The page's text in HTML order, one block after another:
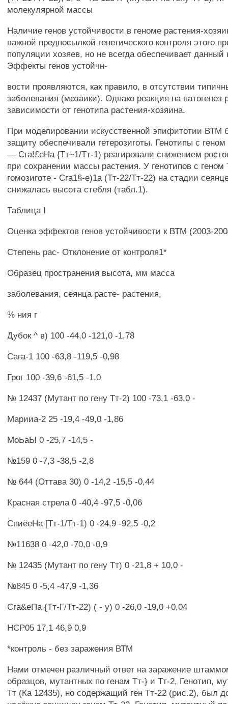
молекулярной массы
Наличие генов устойчивости в геноме растения-
важной предпосылкой генетического контроля этого
популяции хозяев, но не всегда обеспечивает данный
Эффекты генов устойчн-
вости проявляются, как правило, в отсутствии
заболевания (мозаики). Однако реакция на патогенез
зависимости от генотипа растения-хозяина.
При моделировании искусственной эпифитотии ВТМ
защиту обеспечивали гетерозиготы. Генотипы с геном
— Сга!£еНа {Тт~1/Тт-1) реагировали снижением
при сохранении массы растения. У генотипов с геном
гомозиготе - Сга1§-е)1а (Тт-22/Тт-22) на стадии
снижалась высота стебля (табл.1).
Таблица I
Оценка эффектов генов устойчивости к ВТМ (2003-
Степень рас- Отклонение от контроля1*
Образец пространения высота, мм масса
заболевания, сеянца расте- растения,
% ния г
Дубок ^ в) 100 -44,0 -121,0 -1,78
Сага-1 100 -63,8 -119,5 -0,98
Грог 100 -39,6 -61,5 -1,0
№ 12437 (Мутант по гену Тт-2) 100 -73,1 -63,0 -
Марииа-2 25 -19,4 -49,0 -1,86
МоЬаЫ 0 -25,7 -14,5 -
№159 0 -7,3 -38,5 -2,8
№ 644 (Оттава 30) 0 -14,2 -15,5 -0,44
Красная стрела 0 -40,4 -97,5 -0,06
СпиёеНа [Тт-1/Тт-1) 0 -24,9 -92,5 -0,2
№11638 0 -42,0 -70,0 -0,9
№ 12435 (Мутант по гену Тт) 0 -21,8 + 10,0 -
№845 0 -5,4 -47,9 -1,36
Сга&еПа {Тт-Г/Тт-22) ( - у) 0 -26,0 -19,0 +0,04
НСР05 17,1 46,9 0,9
*контроль - без заражения ВТМ
Нами отмечен различный ответ на заражение
образцов, мутантных по генам Тт-} и Тт-2, Генотип,
Тт (Ка 12435), но содержащий ген Тт-22 (рис.2), был